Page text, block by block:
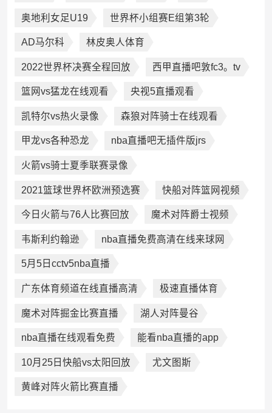
奥地利女足U19 世界杯小组赛E组第3轮
AD马尔科 林皮奥人体育
2022世界杯决赛全程回放 西甲直播吧敦fc3。tv
篮网vs猛龙在线观看 央视5直播观看
凯特尔vs热火录像 森狼对阵骑士在线观看
甲龙vs各种恐龙 nba直播吧无插件版jrs
火箭vs骑士夏季联赛录像
2021篮球世界杯欧洲预选赛 快船对阵篮网视频
今日火箭与76人比赛回放 魔术对阵爵士视频
韦斯利约翰逊 nba直播免费高清在线来球网
5月5日cctv5nba直播
广东体育频道在线直播高清 极速直播体育
魔术对阵掘金比赛直播 湖人对阵曼谷
nba直播在线观看免费 能看nba直播的app
10月25日快船vs太阳回放 尤文图斯
黄峰对阵火箭比赛直播